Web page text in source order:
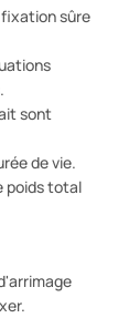
sûre
sont
de vie.
poids total